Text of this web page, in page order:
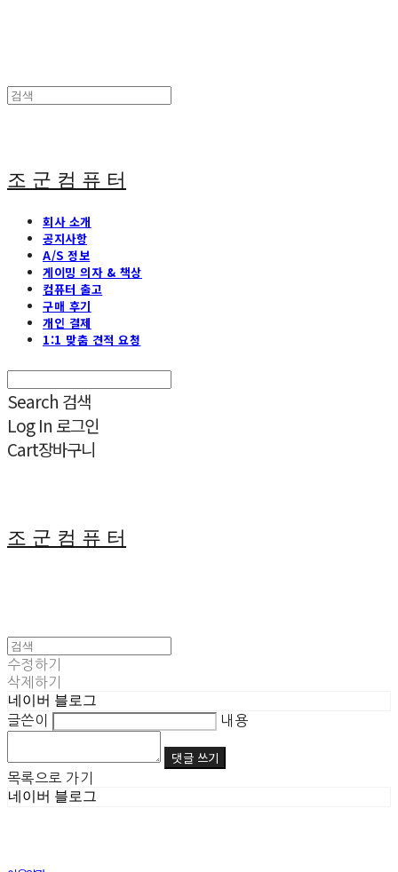
조 군 컴 퓨 터
회사 소개
공지사항
A/S 정보
게이밍 의자 & 책상
컴퓨터 출고
구매 후기
개인 결제
1:1 맞춤 견적 요청
Search 검색
Log In 로그인
Cart장바구니
조 군 컴 퓨 터
수정하기
삭제하기
네이버 블로그
글쓴이 내용
댓글 쓰기
목록으로 가기
네이버 블로그